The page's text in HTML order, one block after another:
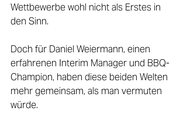
Wettbewerbe wohl nicht als Erstes in
den Sinn.
Doch für Daniel Weiermann, einen
erfahrenen Interim Manager und BBQ-
Champion, haben diese beiden Welten
mehr gemeinsam, als man vermuten
würde.